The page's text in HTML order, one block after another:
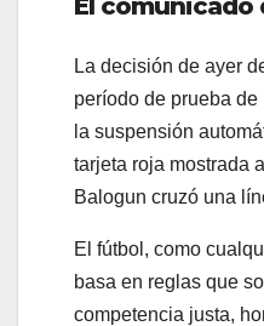
El comunicado
La decisión de ayer
período de prueba
la suspensión
tarjeta roja mostrada
Balogun cruzó una
El fútbol, ​​como
basa en reglas que
competencia justa,